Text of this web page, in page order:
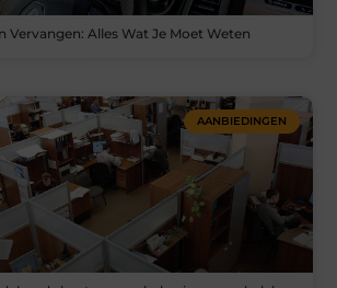
Vervangen: Alles Wat Je Moet Weten
AANBIEDINGEN